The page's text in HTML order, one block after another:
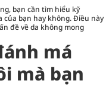
bạn cần tìm hiểu kỹ
bạn hay không. Điều này
đề về da không mong
má
mà bạn